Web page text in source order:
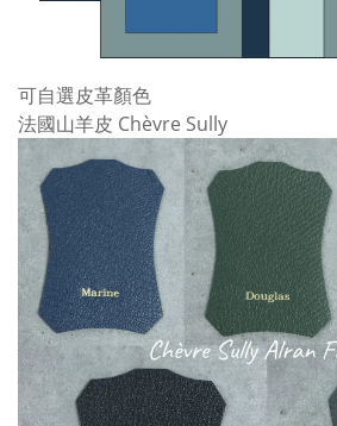
可自選皮革顏色
法國山羊皮 Chèvre Sully